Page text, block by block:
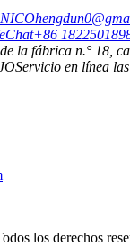
+86
la fábrica n.° 18,
Servicio en línea
los derechos